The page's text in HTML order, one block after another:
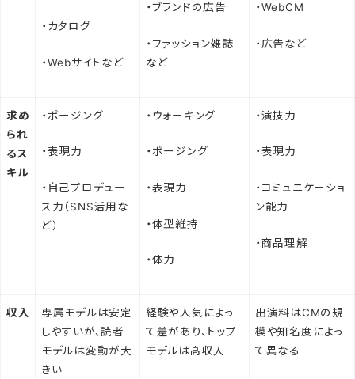
・カタログ
・Webサイトなど
・ブランドの広告
・ファッション雑誌
など
・WebCM
・広告など
求め
られ
るス
キル
・ポージング
・表現力
・自己プロデュー
ス力（SNS活用な
ど）
・ウォーキング
・ポージング
・表現力
・体型維持
・体力
・演技力
・表現力
・コミュニケーショ
ン能力
・商品理解
収入
専属モデルは安定
しやすいが、読者
モデルは変動が大
きい
経験や人気によっ
て差があり、トップ
モデルは高収入
出演料はCMの規
模や知名度によっ
て異なる